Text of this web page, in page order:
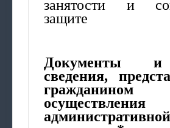
занятости и
защите
Документы
сведения,
осуществления
административной